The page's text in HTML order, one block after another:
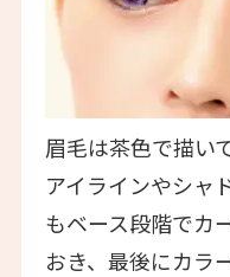
眉毛は茶色で描い
アイラインやシャ
もベース段階でカ
おき、最後にカラ